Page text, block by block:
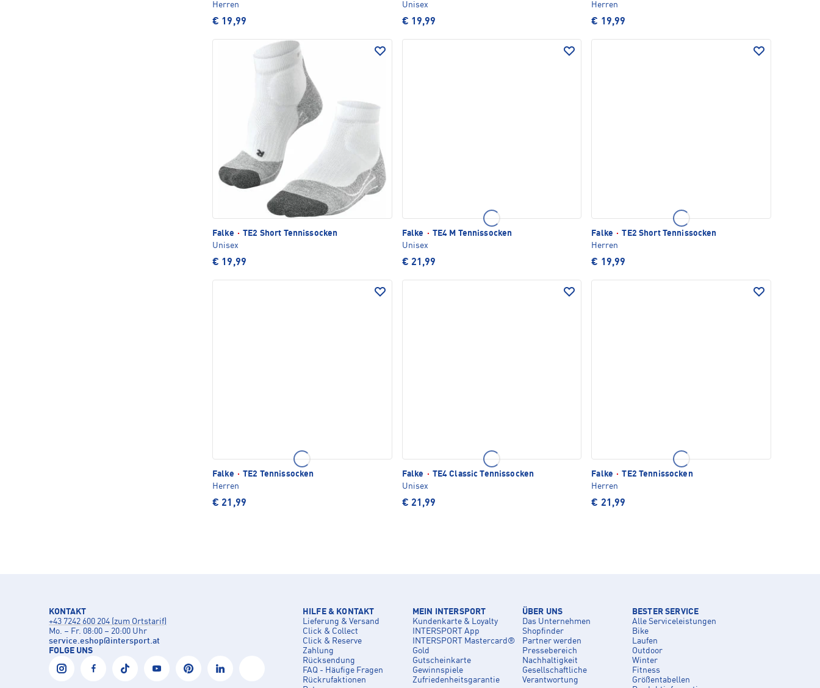
Herren
€ 19,99
Unisex
€ 19,99
Herren
€ 19,99
Falke · TE2 Short Tennissocken
Unisex
€ 19,99
Falke · TE4 M Tennissocken
Unisex
€ 21,99
Falke · TE2 Short Tennissocken
Herren
€ 19,99
Falke · TE2 Tennissocken
Herren
€ 21,99
Falke · TE4 Classic Tennissocken
Unisex
€ 21,99
Falke · TE2 Tennissocken
Herren
€ 21,99
KONTAKT
+43 7242 600 204 (zum Ortstarif)
Mo. – Fr. 08:00 – 20:00 Uhr
service.eshop@intersport.at
FOLGE UNS
HILFE & KONTAKT
Lieferung & Versand
Click & Collect
Click & Reserve
Zahlung
Rücksendung
FAQ - Häufige Fragen
Rückrufaktionen
MEIN INTERSPORT
Kundenkarte & Loyalty
INTERSPORT App
INTERSPORT Mastercard®
Gold
Gutscheinkarte
Gewinnspiele
Zufriedenheitsgarantie
ÜBER UNS
Das Unternehmen
Shopfinder
Partner werden
Pressebereich
Nachhaltigkeit
Gesellschaftliche
Verantwortung
BESTER SERVICE
Alle Serviceleistungen
Bike
Laufen
Outdoor
Winter
Fitness
Größentabellen